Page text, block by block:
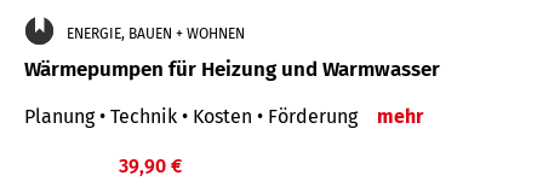
ENERGIE, BAUEN + WOHNEN
Wärmepumpen für Heizung und Warmwasser
Planung • Technik • Kosten • Förderung mehr
39,90 €